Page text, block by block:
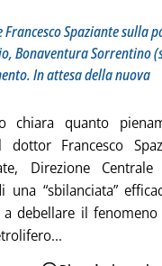
Spaziante sulla
Bonaventura Sorrentino
In attesa della nuova
chiara quanto
Francesco
Direzione Centrale
“sbilanciata”
debellare il